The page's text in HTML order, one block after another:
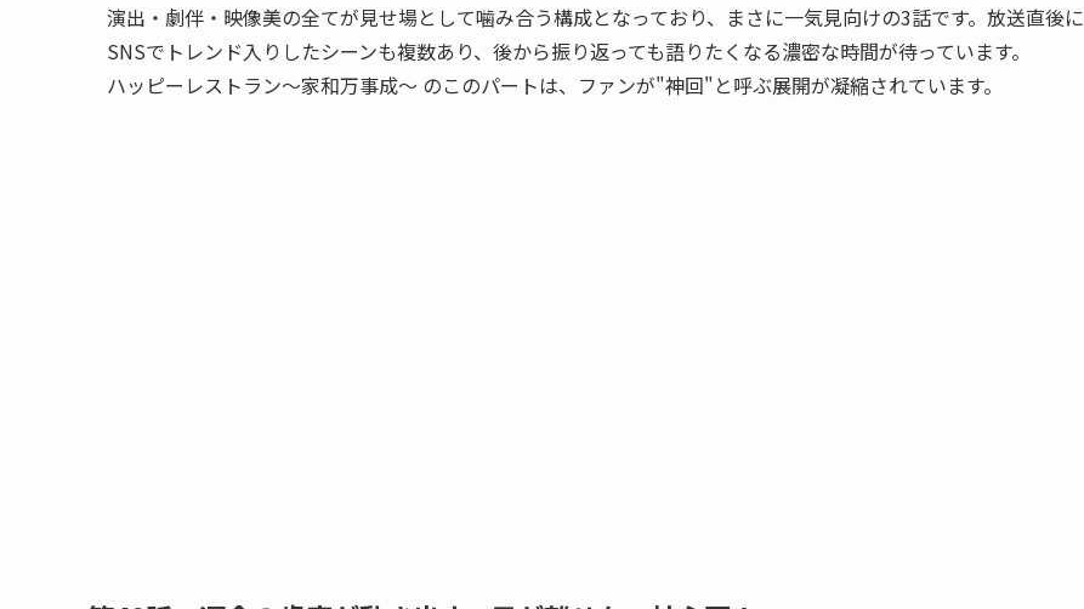
演出・劇伴・映像美の全てが見せ場として噛み合う構成となっており、まさに一気見向けの3話です。放送直後に
SNSでトレンド入りしたシーンも複数あり、後から振り返っても語りたくなる濃密な時間が待っています。
ハッピーレストラン～家和万事成～ のこのパートは、ファンが"神回"と呼ぶ展開が凝縮されています。